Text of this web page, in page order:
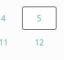
4 5
11 12